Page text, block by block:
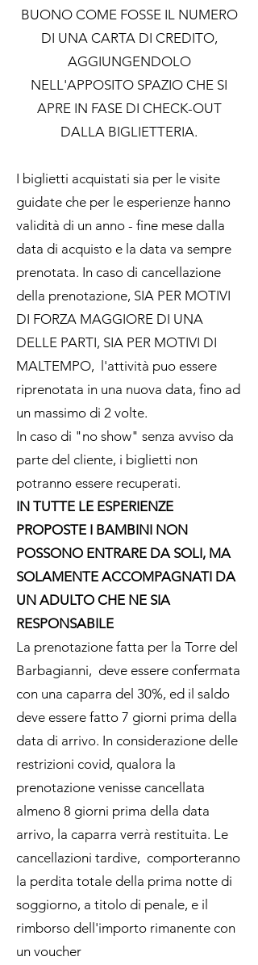
BUONO COME FOSSE IL NUMERO
DI UNA CARTA DI CREDITO,
AGGIUNGENDOLO
NELL'APPOSITO SPAZIO CHE SI
APRE IN FASE DI CHECK-OUT
DALLA BIGLIETTERIA.
I biglietti acquistati sia per le visite
guidate che per le esperienze hanno
validità di un anno - fine mese dalla
data di acquisto e la data va sempre
prenotata. In caso di cancellazione
della prenotazione, SIA PER MOTIVI
DI FORZA MAGGIORE DI UNA
DELLE PARTI, SIA PER MOTIVI DI
MALTEMPO, l'attività puo essere
riprenotata in una nuova data, fino ad
un massimo di 2 volte.
In caso di "no show" senza avviso da
parte del cliente, i biglietti non
potranno essere recuperati.
IN TUTTE LE ESPERIENZE
PROPOSTE I BAMBINI NON
POSSONO ENTRARE DA SOLI, MA
SOLAMENTE ACCOMPAGNATI DA
UN ADULTO CHE NE SIA
RESPONSABILE
La prenotazione fatta per la Torre del
Barbagianni, deve essere confermata
con una caparra del 30%, ed il saldo
deve essere fatto 7 giorni prima della
data di arrivo. In considerazione delle
restrizioni covid, qualora la
prenotazione venisse cancellata
almeno 8 giorni prima della data
arrivo, la caparra verrà restituita. Le
cancellazioni tardive, comporteranno
la perdita totale della prima notte di
soggiorno, a titolo di penale, e il
rimborso dell'importo rimanente con
un voucher